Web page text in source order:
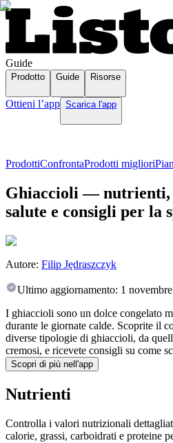
Guide
Prodotto Guide Risorse
Ottieni l’app Scarica l'app
ProdottiConfrontaProdotti migliori
Ghiaccioli — nutrienti,
salute e consigli per la
Autore: Filip Jędraszczyk
Ultimo aggiornamento: 1
I ghiaccioli sono un dolce congelato
durante le giornate calde. Scoprite il
diverse tipologie di ghiaccioli, da
cremosi, e ricevete consigli su come
Scopri di più nell'app
Nutrienti
Controlla i valori nutrizionali
calorie, grassi, carboidrati e proteine